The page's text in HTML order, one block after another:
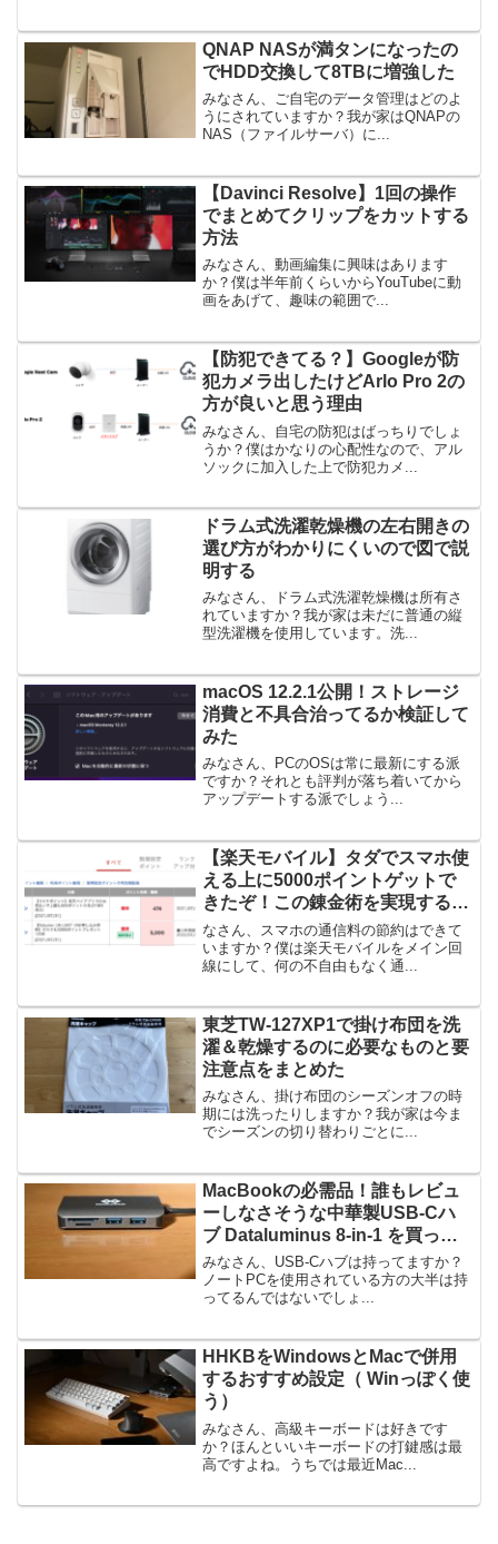
QNAP NASが満タンになったの
でHDD交換して8TBに増強した
みなさん、ご自宅のデータ管理はどのよ
うにされていますか？我が家はQNAPの
NAS（ファイルサーバ）に...
【Davinci Resolve】1回の操作
でまとめてクリップをカットする
方法
みなさん、動画編集に興味はあります
か？僕は半年前くらいからYouTubeに動
画をあげて、趣味の範囲で...
【防犯できてる？】Googleが防
犯カメラ出したけどArlo Pro 2の
方が良いと思う理由
みなさん、自宅の防犯はばっちりでしょ
うか？僕はかなりの心配性なので、アル
ソックに加入した上で防犯カメ...
ドラム式洗濯乾燥機の左右開きの
選び方がわかりにくいので図で説
明する
みなさん、ドラム式洗濯乾燥機は所有さ
れていますか？我が家は未だに普通の縦
型洗濯機を使用しています。洗...
macOS 12.2.1公開！ストレージ
消費と不具合治ってるか検証して
みた
みなさん、PCのOSは常に最新にする派
ですか？それとも評判が落ち着いてから
アップデートする派でしょう...
【楽天モバイル】タダでスマホ使
える上に5000ポイントゲットで
きたぞ！この錬金術を実現する方
法
なさん、スマホの通信料の節約はできて
いますか？僕は楽天モバイルをメイン回
線にして、何の不自由もなく通...
東芝TW-127XP1で掛け布団を洗
濯＆乾燥するのに必要なものと要
注意点をまとめた
みなさん、掛け布団のシーズンオフの時
期には洗ったりしますか？我が家は今ま
でシーズンの切り替わりごとに...
MacBookの必需品！誰もレビュ
ーしなさそうな中華製USB-Cハ
ブ Dataluminus 8-in-1 を買って
みた
みなさん、USB-Cハブは持ってますか？
ノートPCを使用されている方の大半は持
ってるんではないでしょ...
HHKBをWindowsとMacで併用
するおすすめ設定（ Winっぽく使
う）
みなさん、高級キーボードは好きです
か？ほんといいキーボードの打鍵感は最
高ですよね。うちでは最近Mac...